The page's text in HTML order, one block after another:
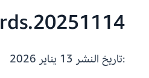
rds.20251114
:تاريخ النشر